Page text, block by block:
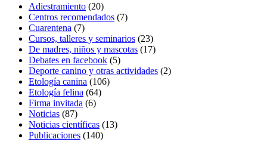
Adiestramiento (20)
Centros recomendados (7)
Cuarentena (7)
Cursos, talleres y seminarios (23)
De madres, niños y mascotas (17)
Debates en facebook (5)
Deporte canino y otras actividades (2)
Etología canina (106)
Etología felina (64)
Firma invitada (6)
Noticias (87)
Noticias científicas (13)
Publicaciones (140)